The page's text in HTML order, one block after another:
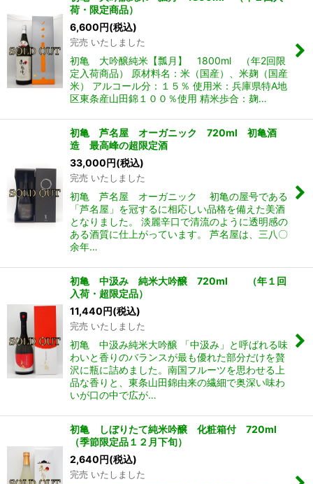
荷・限定商品）
6,600円(税込)
完売 いたしました
初亀 大吟醸純米【瓢月】 1800ml （年2回限
定入荷商品） 原材料名：米（国産）、米麹（国産
米） アルコール分：１５％ 使用米：兵庫県特A地
区東条産山田錦１００％使用 精米歩合：麹…
初亀 芦名屋 オーガニック 720ml 初亀酒
造 最高峰の超限定酒
33,000円(税込)
完売 いたしました
初亀 芦名屋 オーガニック 初亀の屋号である
「芦名屋」を冠するに相応しい品格を備えた美酒
となりました。 淡麗辛口で清流のように透明感の
ある酒質に仕上がっています。 芦名屋は、三八〇
余年…
初亀 中汲み 純米大吟醸 720ml （年１回
入荷・超限定品）
11,440円(税込)
完売 いたしました
初亀 中汲み純米大吟醸 「中汲み」と呼ばれる味
わいと香りのバランスが最も優れた部分だけを贅
沢に瓶に詰めました。南国フルーツを思わせる上
品な香りと、東条山田錦由来の繊細で奥深い味わ
いが口の中で広が…
初亀 しぼりたて純米吟醸 化粧箱付 720ml
（季節限定品１２月下旬）
2,640円(税込)
完売 いたしました